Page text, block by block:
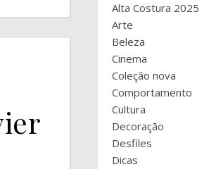
Alta Costura 2025
Arte
Beleza
Cinema
Coleção nova
Comportamento
Cultura
Decoração
Desfiles
Dicas